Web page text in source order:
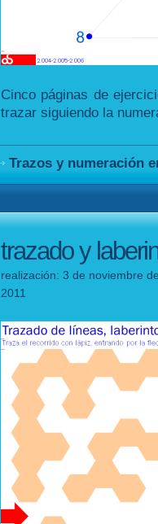
Cinco páginas de
trazar siguiendo la
Trazos y numeración
trazado y
realización: 3 de noviembre
2011